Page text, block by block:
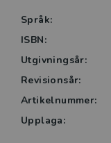
Språk:
ISBN:
Utgivningsår:
Revisionsår:
Artikelnummer:
Upplaga: